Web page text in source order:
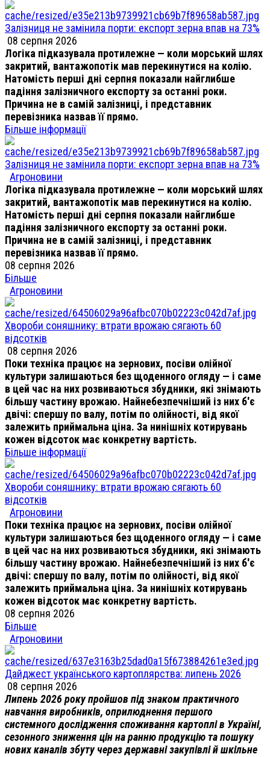
Залізниця не замінила порти: експорт зерна впав на 73%
08 серпня 2026
Логіка підказувала протилежне — коли морський шлях
закритий, вантажопотік мав перекинутися на колію.
Натомість перші дні серпня показали найглибше
падіння залізничного експорту за останні роки.
Причина не в самій залізниці, і представник
перевізника назвав її прямо.
Більше інформації
Залізниця не замінила порти: експорт зерна впав на 73%
Агроновини
Логіка підказувала протилежне — коли морський шлях
закритий, вантажопотік мав перекинутися на колію.
Натомість перші дні серпня показали найглибше
падіння залізничного експорту за останні роки.
Причина не в самій залізниці, і представник
перевізника назвав її прямо.
08 серпня 2026
Більше
Агроновини
Хвороби соняшнику: втрати врожаю сягають 60
відсотків
08 серпня 2026
Поки техніка працює на зернових, посіви олійної
культури залишаються без щоденного огляду — і саме
в цей час на них розвиваються збудники, які знімають
більшу частину врожаю. Найнебезпечніший із них б'є
двічі: спершу по валу, потім по олійності, від якої
залежить приймальна ціна. За нинішніх котирувань
кожен відсоток має конкретну вартість.
Більше інформації
Хвороби соняшнику: втрати врожаю сягають 60
відсотків
Агроновини
Поки техніка працює на зернових, посіви олійної
культури залишаються без щоденного огляду — і саме
в цей час на них розвиваються збудники, які знімають
більшу частину врожаю. Найнебезпечніший із них б'є
двічі: спершу по валу, потім по олійності, від якої
залежить приймальна ціна. За нинішніх котирувань
кожен відсоток має конкретну вартість.
08 серпня 2026
Більше
Агроновини
Дайджест українського картоплярства: липень 2026
08 серпня 2026
Липень 2026 року пройшов під знаком практичного
навчання виробників, оприлюднення першого
системного дослідження споживання картоплі в Україні,
сезонного зниження цін на ранню продукцію та пошуку
нових каналів збуту через державні закупівлі й шкільне